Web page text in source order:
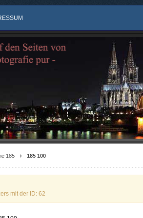
185 185 100
mit der ID: 62